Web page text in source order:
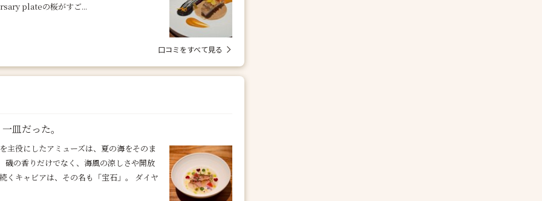
plateの桜がすご...
口コミをすべて見る
皿だった。
主役にしたアミューズは、夏の海をそのま
磯の香りだけでなく、海風の涼しさや開放
くキャビアは、その名も「宝石」。 ダイヤ